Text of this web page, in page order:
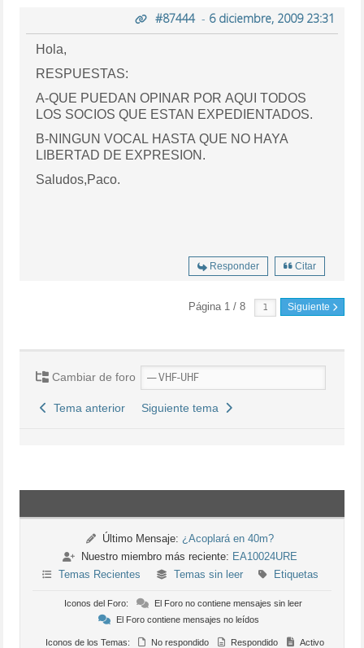
#87444- 6 diciembre, 2009 23:31
Hola,
RESPUESTAS:
A-QUE PUEDAN OPINAR POR AQUI TODOS
LOS SOCIOS QUE ESTAN EXPEDIENTADOS.
B-NINGUN VOCAL HASTA QUE NO HAYA
LIBERTAD DE EXPRESION.
Saludos,Paco.
Responder Citar
Página 1 / 8 Siguiente
Cambiar de foro
Tema anterior Siguiente tema
Último Mensaje: ¿Acoplará en 40m?
Nuestro miembro más reciente: EA10024URE
Temas Recientes
Temas sin leer Etiquetas
Iconos del Foro:
El Foro no contiene mensajes sin leer
El Foro contiene mensajes no leídos
Iconos de los Temas: No respondido Respondido
Activo